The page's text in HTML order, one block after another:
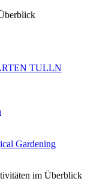
TULLN
Gardening
im Überblick